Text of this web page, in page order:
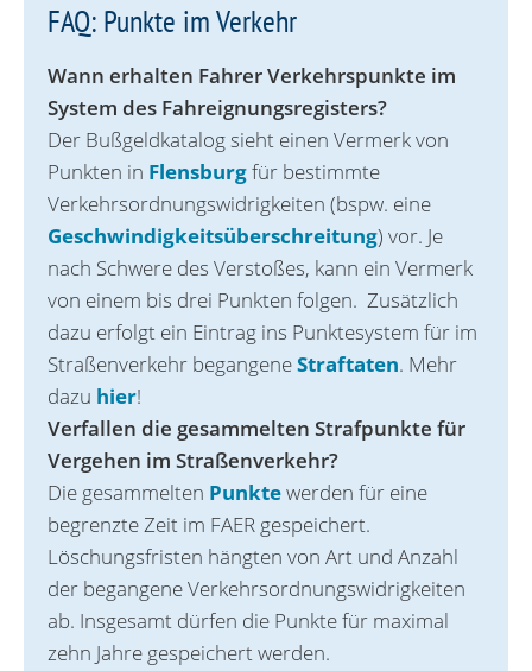
FAQ: Punkte im Verkehr
Wann erhalten Fahrer Verkehrspunkte im
System des Fahreignungsregisters?
Der Bußgeldkatalog sieht einen Vermerk von
Punkten in Flensburgfür bestimmte
Verkehrsordnungswidrigkeiten (bspw. eine
Geschwindigkeitsüberschreitung) vor. Je
nach Schwere des Verstoßes, kann ein Vermerk
von einem bis drei Punkten folgen. Zusätzlich
dazu erfolgt ein Eintrag ins Punktesystem für im
Straßenverkehr begangeneStraftaten. Mehr
dazu hier!
Verfallen die gesammelten Strafpunkte für
Vergehen im Straßenverkehr?
Die gesammelten Punktewerden für eine
begrenzte Zeit im FAER gespeichert.
Löschungsfristen hängten von Art und Anzahl
der begangene Verkehrsordnungswidrigkeiten
ab. Insgesamt dürfen die Punkte für maximal
zehn Jahre gespeichert werden.